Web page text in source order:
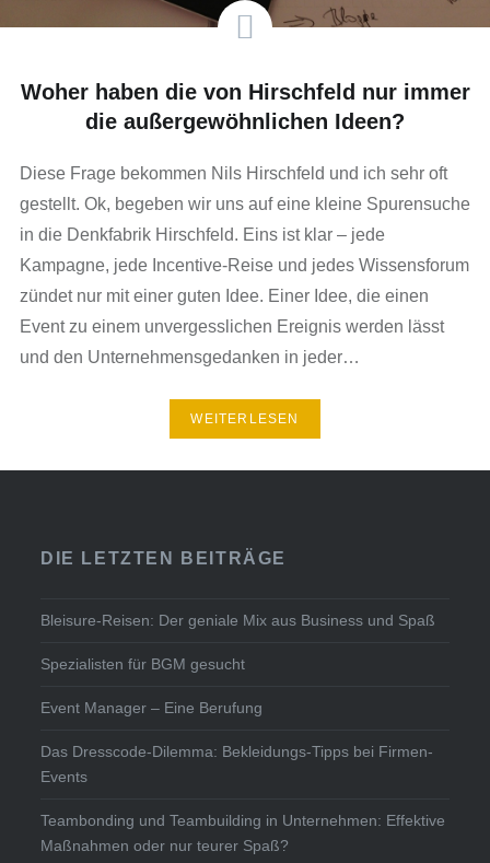
Woher haben die von Hirschfeld nur immer
die außergewöhnlichen Ideen?
Diese Frage bekommen Nils Hirschfeld und ich sehr oft
gestellt. Ok, begeben wir uns auf eine kleine Spurensuche
in die Denkfabrik Hirschfeld. Eins ist klar – jede
Kampagne, jede Incentive-Reise und jedes Wissensforum
zündet nur mit einer guten Idee. Einer Idee, die einen
Event zu einem unvergesslichen Ereignis werden lässt
und den Unternehmensgedanken in jeder…
WEITERLESEN
DIE LETZTEN BEITRÄGE
Bleisure-Reisen: Der geniale Mix aus Business und Spaß
Spezialisten für BGM gesucht
Event Manager – Eine Berufung
Das Dresscode-Dilemma: Bekleidungs-Tipps bei Firmen-
Events
Teambonding und Teambuilding in Unternehmen: Effektive
Maßnahmen oder nur teurer Spaß?